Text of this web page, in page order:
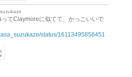
てClaymoreに似てて、かっこいいで
status/16113495856451